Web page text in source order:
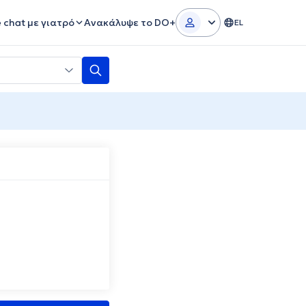
chat με γιατρό Ανακάλυψε το DO+ EL